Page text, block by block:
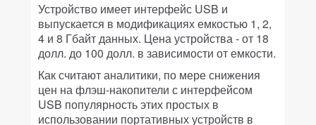
Устройство имеет интерфейс USB и
выпускается в модификациях емкостью 1, 2,
4 и 8 Гбайт данных. Цена устройства - от 18
долл. до 100 долл. в зависимости от емкости.
Как считают аналитики, по мере снижения
цен на флэш-накопители с интерфейсом
USB популярность этих простых в
использовании портативных устройств в